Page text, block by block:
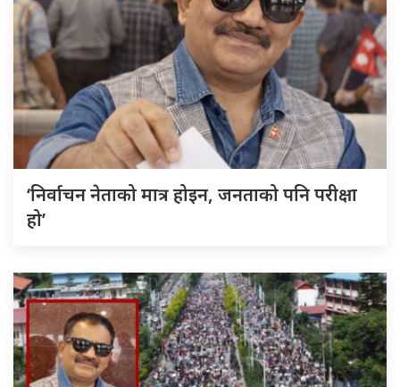
‘निर्वाचन नेताको मात्र होइन, जनताको पनि परीक्षा
हो’